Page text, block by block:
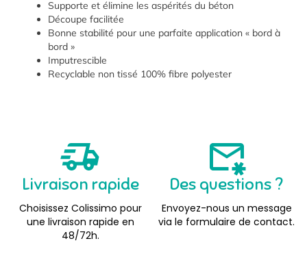
Supporte et élimine les aspérités du béton
Découpe facilitée
Bonne stabilité pour une parfaite application « bord à
bord »
Imputrescible
Recyclable non tissé 100% fibre polyester
Livraison rapide
Choisissez Colissimo pour
une livraison rapide en
48/72h.
Des questions ?
Envoyez-nous un message
via le formulaire de contact.